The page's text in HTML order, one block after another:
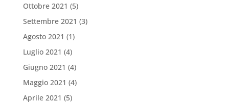
Ottobre 2021 (5)
Settembre 2021 (3)
Agosto 2021 (1)
Luglio 2021 (4)
Giugno 2021 (4)
Maggio 2021 (4)
Aprile 2021 (5)